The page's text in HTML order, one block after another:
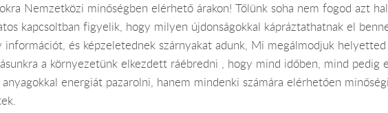
Nemzetközi minőségben elérhető árakon! Tőlünk soha nem fogod azt
kapcsoltban figyelik, hogy milyen újdonságokkal kápráztathatnak el
információt, és képzeletednek szárnyakat adunk, Mi megálmodjuk
a környezetünk elkezdett ráébredni , hogy mind időben, mind
energiát pazarolni, hanem mindenki számára elérhetően